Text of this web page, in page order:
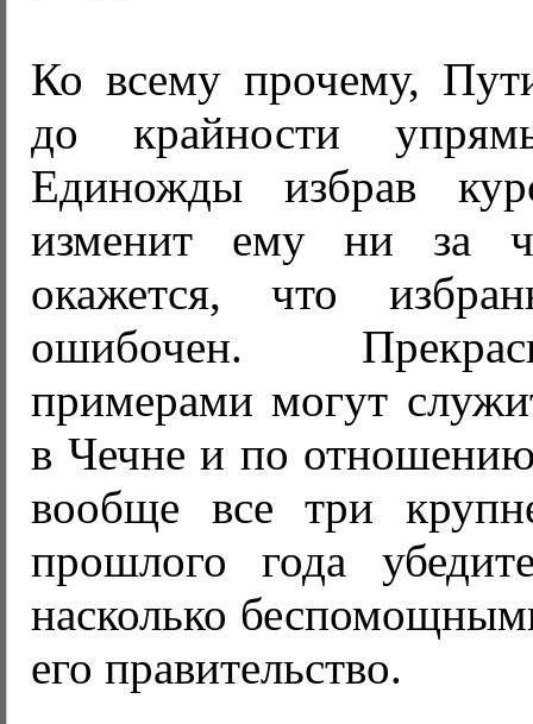
Ко всему прочему,
до крайности
Единожды избрав
изменит ему ни за
окажется, что
ошибочен.
примерами могут
в Чечне и по
вообще все три
прошлого года
насколько
его правительство.